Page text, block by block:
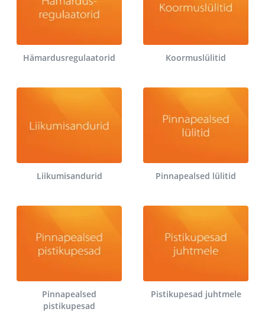
Hämardusregulaatorid Koormuslülitid
Liikumisandurid Pinnapealsed lülitid
Pinnapealsed
pistikupesad
Pistikupesad juhtmele